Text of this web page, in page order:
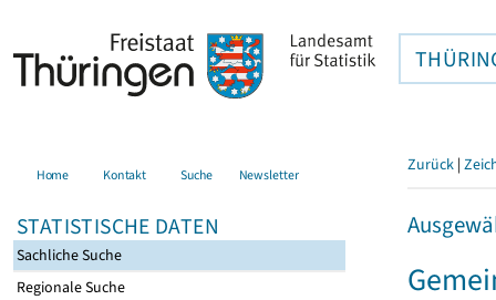
Home Kontakt Suche Newsletter
STATISTISCHE DATEN
Sachliche Suche
Regionale Suche
Zurück |